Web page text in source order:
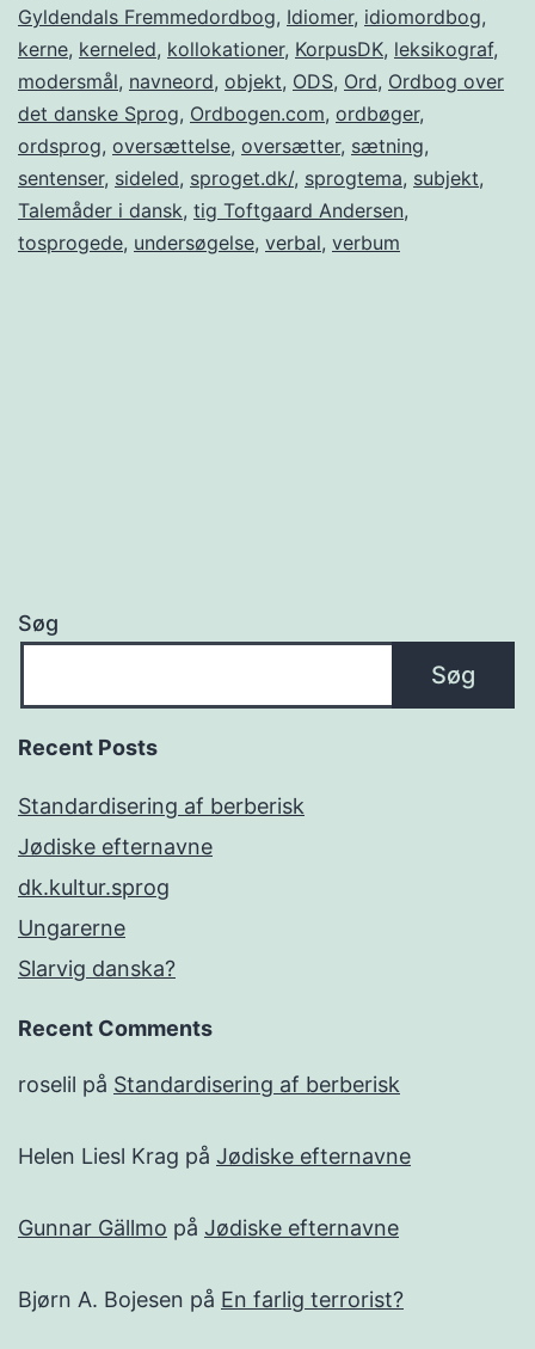
Gyldendals Fremmedordbog, Idiomer, idiomordbog,
kerne, kerneled, kollokationer, KorpusDK, leksikograf,
modersmål, navneord, objekt, ODS, Ord, Ordbog over
det danske Sprog, Ordbogen.com, ordbøger,
ordsprog, oversættelse, oversætter, sætning,
sentenser, sideled, sproget.dk/, sprogtema, subjekt,
Talemåder i dansk, tig Toftgaard Andersen,
tosprogede, undersøgelse, verbal, verbum
Søg
Søg
Recent Posts
Standardisering af berberisk
Jødiske efternavne
dk.kultur.sprog
Ungarerne
Slarvig danska?
Recent Comments
roselil på Standardisering af berberisk
Helen Liesl Krag på Jødiske efternavne
Gunnar Gällmo på Jødiske efternavne
Bjørn A. Bojesen på En farlig terrorist?